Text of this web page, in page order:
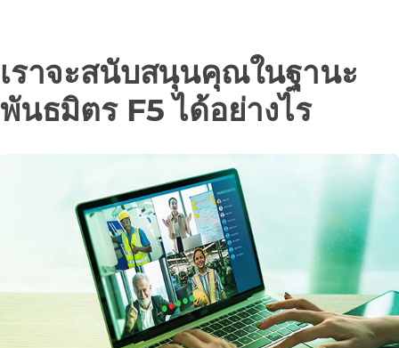
เราจะสนับสนุนคุณในฐานะ
พันธมิตร F5 ได้อย่างไร